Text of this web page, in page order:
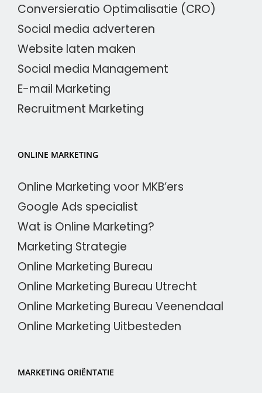
Conversieratio Optimalisatie (CRO)
Social media adverteren
Website laten maken
Social media Management
E-mail Marketing
Recruitment Marketing
ONLINE MARKETING
Online Marketing voor MKB’ers
Google Ads specialist
Wat is Online Marketing?
Marketing Strategie
Online Marketing Bureau
Online Marketing Bureau Utrecht
Online Marketing Bureau Veenendaal
Online Marketing Uitbesteden
MARKETING ORIËNTATIE